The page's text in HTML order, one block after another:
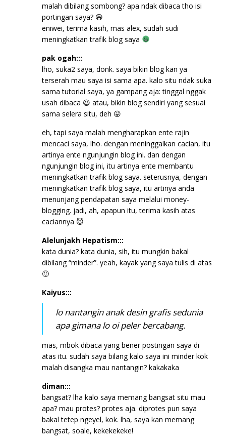
malah dibilang sombong? apa ndak dibaca tho isi
portingan saya? 😆
eniwei, terima kasih, mas alex, sudah sudi
meningkatkan trafik blog saya
pak ogah:::
lho, suka2 saya, donk. saya bikin blog kan ya
terserah mau saya isi sama apa. kalo situ ndak suka
sama tutorial saya, ya gampang aja: tinggal nggak
usah dibaca 😆 atau, bikin blog sendiri yang sesuai
sama selera situ, deh 😛
eh, tapi saya malah mengharapkan ente rajin
mencaci saya, lho. dengan meninggalkan cacian, itu
artinya ente ngunjungin blog ini. dan dengan
ngunjungin blog ini, itu artinya ente membantu
meningkatkan trafik blog saya. seterusnya, dengan
meningkatkan trafik blog saya, itu artinya anda
menunjang pendapatan saya melalui money-
blogging. jadi, ah, apapun itu, terima kasih atas
caciannya 😈
Alelunjakh Hepatism:::
kata dunia? kata dunia, sih, itu mungkin bakal
dibilang “minder”. yeah, kayak yang saya tulis di atas
🙂
Kaiyus:::
lo nantangin anak desin grafis sedunia
apa gimana lo oi peler bercabang.
mas, mbok dibaca yang bener postingan saya di
atas itu. sudah saya bilang kalo saya ini minder kok
malah disangka mau nantangin? kakakaka
diman:::
bangsat? lha kalo saya memang bangsat situ mau
apa? mau protes? protes aja. diprotes pun saya
bakal tetep ngeyel, kok. lha, saya kan memang
bangsat, soale, kekekekeke!